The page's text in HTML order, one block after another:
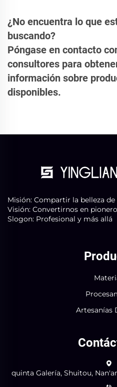
¿No encuentra lo que
buscando?
Póngase en contacto
consultores para
información sobre
disponibles.
Misión: Compartir la belleza
Visión: Convertirnos en
Slogon: Profesional y más allá
Artesanías
quinta Galería, Shuitou,